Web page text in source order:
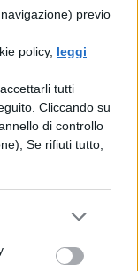
previo
policy, leggi
tutti
Cliccando su
di controllo
Se rifiuti tutto,
risultato si
i punti AB.
coefficiente
Y1-Y2 ÷ X1-
angolare
punti AB.
retta.
il punto P